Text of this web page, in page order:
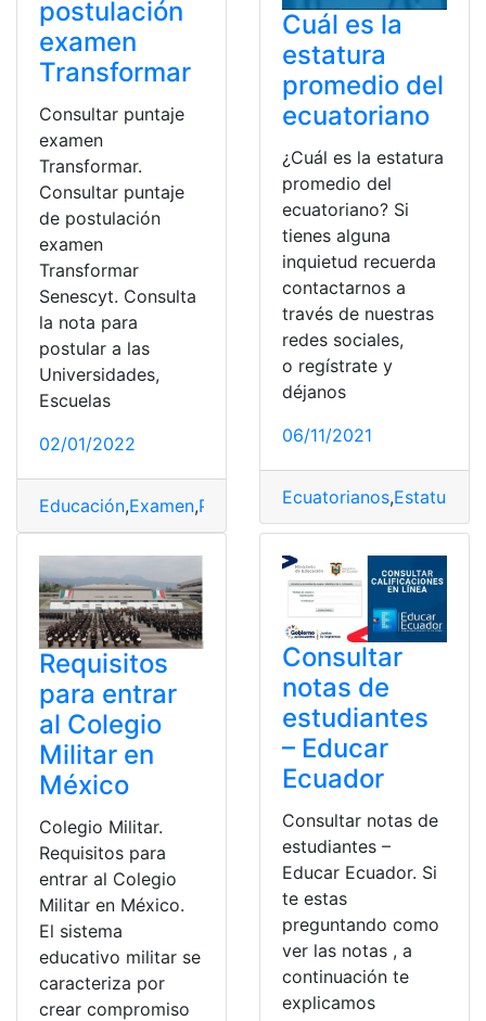
postulación
examen
Transformar
Consultar puntaje
examen
Transformar.
Consultar puntaje
de postulación
examen
Transformar
Senescyt. Consulta
la nota para
postular a las
Universidades,
Escuelas
02/01/2022
Educación,Examen,Postulación,SENESCYT,
Cuál es la
estatura
promedio del
ecuatoriano
¿Cuál es la estatura
promedio del
ecuatoriano? Si
tienes alguna
inquietud recuerda
contactarnos a
través de nuestras
redes sociales,
o regístrate y
déjanos
06/11/2021
Ecuatorianos,Estatura
Requisitos
para entrar
al Colegio
Militar en
México
Colegio Militar.
Requisitos para
entrar al Colegio
Militar en México.
El sistema
educativo militar se
caracteriza por
crear compromiso
Consultar
notas de
estudiantes
– Educar
Ecuador
Consultar notas de
estudiantes –
Educar Ecuador. Si
te estas
preguntando como
ver las notas , a
continuación te
explicamos